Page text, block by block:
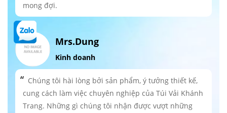
mong đợi.
Mrs.Dung
Kinh doanh
Chúng tôi hài lòng bởi sản phẩm, ý tưởng thiết kế,
cung cách làm việc chuyên nghiệp của Túi Vải Khánh
Trang. Những gì chúng tôi nhận được vượt những